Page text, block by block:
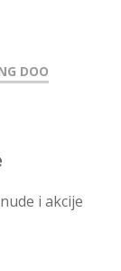
DOO
i akcije